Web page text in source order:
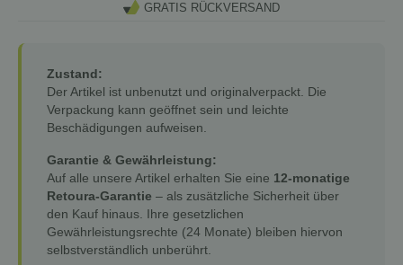
GRATIS RÜCKVERSAND
Zustand:
Der Artikel ist unbenutzt und originalverpackt. Die
Verpackung kann geöffnet sein und leichte
Beschädigungen aufweisen.
Garantie & Gewährleistung:
Auf alle unsere Artikel erhalten Sie eine 12-monatige
Retoura-Garantie – als zusätzliche Sicherheit über
den Kauf hinaus. Ihre gesetzlichen
Gewährleistungsrechte (24 Monate) bleiben hiervon
selbstverständlich unberührt.